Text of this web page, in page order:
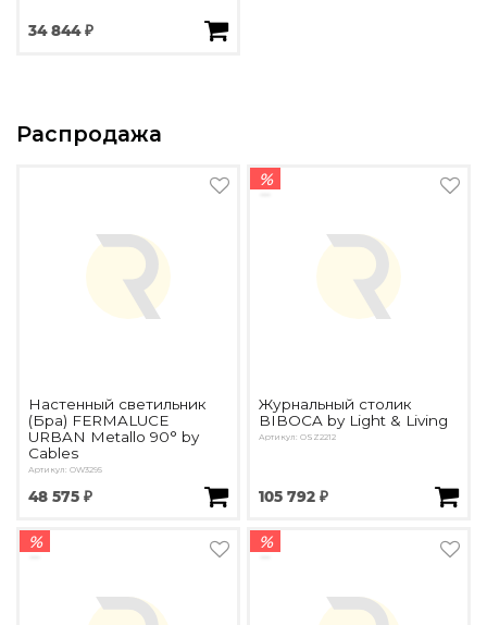
34 844 ₽
Распродажа
Настенный светильник
(Бра) FERMALUCE
URBAN Metallo 90° by
Cables
Артикул: OW3295
48 575 ₽
%
Журнальный столик
BIBOCA by Light & Living
Артикул: OSZ2212
105 792 ₽
% %